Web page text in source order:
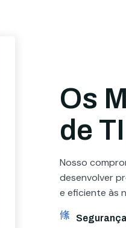
Os
de
Nosso
desenvolver
e eficiente às